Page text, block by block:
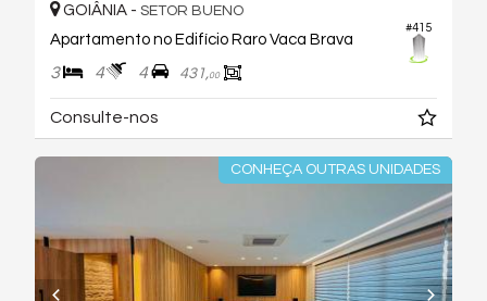
#415
GOIÂNIA - SETOR BUENO
Apartamento no Edifício Raro Vaca Brava
3 4 4 431,00
Consulte-nos
CONHEÇA OUTRAS UNIDADES